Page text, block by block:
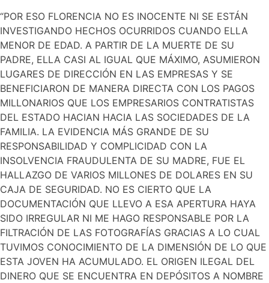
“POR ESO FLORENCIA NO ES INOCENTE NI SE ESTÁN
INVESTIGANDO HECHOS OCURRIDOS CUANDO ELLA
MENOR DE EDAD. A PARTIR DE LA MUERTE DE SU
PADRE, ELLA CASI AL IGUAL QUE MÁXIMO, ASUMIERON
LUGARES DE DIRECCIÓN EN LAS EMPRESAS Y SE
BENEFICIARON DE MANERA DIRECTA CON LOS PAGOS
MILLONARIOS QUE LOS EMPRESARIOS CONTRATISTAS
DEL ESTADO HACIAN HACIA LAS SOCIEDADES DE LA
FAMILIA. LA EVIDENCIA MÁS GRANDE DE SU
RESPONSABILIDAD Y COMPLICIDAD CON LA
INSOLVENCIA FRAUDULENTA DE SU MADRE, FUE EL
HALLAZGO DE VARIOS MILLONES DE DOLARES EN SU
CAJA DE SEGURIDAD. NO ES CIERTO QUE LA
DOCUMENTACIÓN QUE LLEVO A ESA APERTURA HAYA
SIDO IRREGULAR NI ME HAGO RESPONSABLE POR LA
FILTRACIÓN DE LAS FOTOGRAFÍAS GRACIAS A LO CUAL
TUVIMOS CONOCIMIENTO DE LA DIMENSIÓN DE LO QUE
ESTA JOVEN HA ACUMULADO. EL ORIGEN ILEGAL DEL
DINERO QUE SE ENCUENTRA EN DEPÓSITOS A NOMBRE